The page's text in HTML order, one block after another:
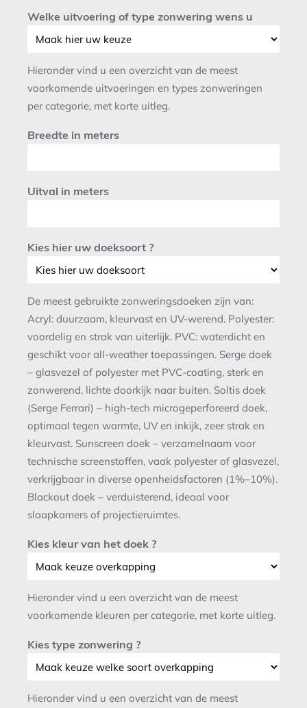
Welke uitvoering of type zonwering wens u
Hieronder vind u een overzicht van de meest
voorkomende uitvoeringen en types zonweringen
per categorie, met korte uitleg.
Breedte in meters
Uitval in meters
Kies hier uw doeksoort ?
De meest gebruikte zonweringsdoeken zijn van:
Acryl: duurzaam, kleurvast en UV-werend. Polyester:
voordelig en strak van uiterlijk. PVC: waterdicht en
geschikt voor all-weather toepassingen. Serge doek
– glasvezel of polyester met PVC-coating, sterk en
zonwerend, lichte doorkijk naar buiten. Soltis doek
(Serge Ferrari) – high-tech microgeperforeerd doek,
optimaal tegen warmte, UV en inkijk, zeer strak en
kleurvast. Sunscreen doek – verzamelnaam voor
technische screenstoffen, vaak polyester of glasvezel,
verkrijgbaar in diverse openheidsfactoren (1%–10%).
Blackout doek – verduisterend, ideaal voor
slaapkamers of projectieruimtes.
Kies kleur van het doek ?
Hieronder vind u een overzicht van de meest
voorkomende kleuren per categorie, met korte uitleg.
Kies type zonwering ?
Hieronder vind u een overzicht van de meest